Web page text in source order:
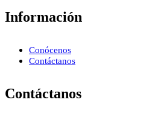
Información
Conócenos
Contáctanos
Contáctanos